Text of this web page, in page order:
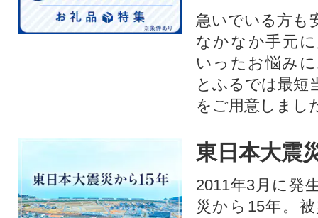
急いでいる方も
なかなか手元
いったお悩み
とふるでは最短
をご用意しまし
東日本大震
2011年3月に発
災から15年。